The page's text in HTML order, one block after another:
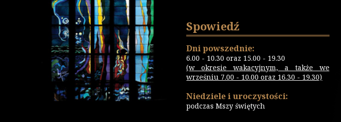
Spowiedź
Dni powszednie:
6.00 - 10.30 oraz 15.00 - 19.30
(w okresie wakacyjnym, a także we
wrześniu 7.00 - 10.00 oraz 16.30 - 19.30)
Niedziele i uroczystości:
podczas Mszy świętych